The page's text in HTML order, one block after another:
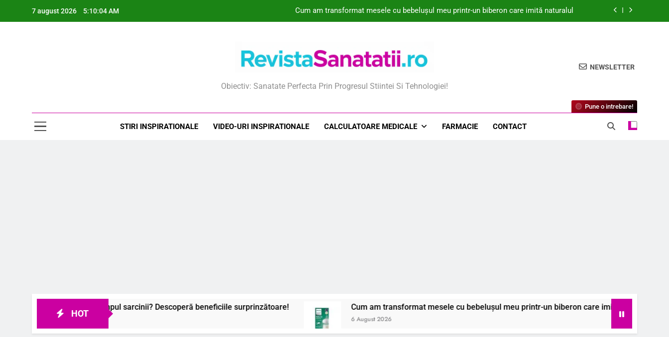
7 august 2026 5:10:06 AM Cum am transformat mesele cu bebelușul meu printr-un biberon care imită naturalul
Descoperiri în Genomică și Inteligență Artificială Identifică un Candidat de Medicament Modificator al Bolii
Revista Sanatatii
Obiectiv: Sanatate Perfecta Prin Progresul Stiintei Si Tehnologiei!
NEWSLETTER
STIRI INSPIRATIONALE VIDEO-URI INSPIRATIONALE CALCULATOARE MEDICALE FARMACIE CONTACT
Pune o intrebare!
HOT
în timpul sarcinii? Descoperă beneficiile surprinzătoare! Cum am transformat mesele cu bebelușul meu printr-un biberon care imită naturalul
6 August 2026